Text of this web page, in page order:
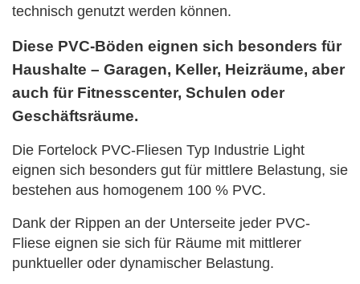
technisch genutzt werden können.
Diese PVC-Böden eignen sich besonders für
Haushalte – Garagen, Keller, Heizräume, aber
auch für Fitnesscenter, Schulen oder
Geschäftsräume.
Die Fortelock PVC-Fliesen Typ Industrie Light
eignen sich besonders gut für mittlere Belastung, sie
bestehen aus homogenem 100 % PVC.
Dank der Rippen an der Unterseite jeder PVC-
Fliese eignen sie sich für Räume mit mittlerer
punktueller oder dynamischer Belastung.